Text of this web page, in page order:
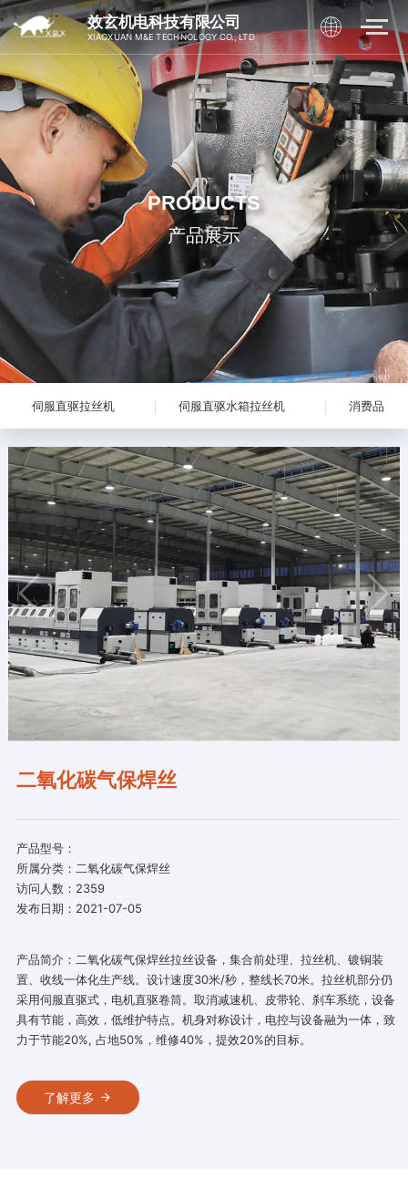
效玄机电科技有限公司
XIAOXUAN M&E TECHNOLOGY CO., LTD
PRODUCTS
产品展示
伺服直驱拉丝机 伺服直驱水箱拉丝机 消费品
二氧化碳气保焊丝
产品型号：
所属分类：二氧化碳气保焊丝
访问人数：2359
发布日期：2021-07-05
产品简介：二氧化碳气保焊丝拉丝设备，集合前处理、拉丝机、镀铜装
置、收线一体化生产线。设计速度30米/秒，整线长70米。拉丝机部分仍
采用伺服直驱式，电机直驱卷筒。取消减速机、皮带轮、刹车系统，设备
具有节能，高效，低维护特点。机身对称设计，电控与设备融为一体，致
力于节能20%, 占地50%，维修40%，提效20%的目标。
了解更多